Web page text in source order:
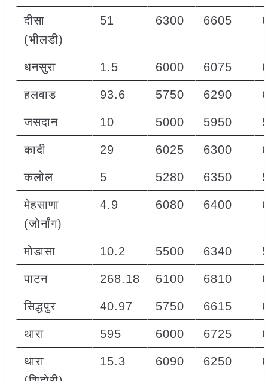
दीसा
(भीलडी)
51 6300 6605
धनसुरा 1.5 6000 6075
हलवाड 93.6 5750 6290
जसदान 10 5000 5950
कादी 29 6025 6300
कलोल 5 5280 6350
मेहसाणा
(जोर्नांग)
4.9 6080 6400
मोडासा 10.2 5500 6340
पाटन 268.18 6100 6810
सिद्धपुर 40.97 5750 6615
थारा 595 6000 6725
थारा
15.3 6090 6250